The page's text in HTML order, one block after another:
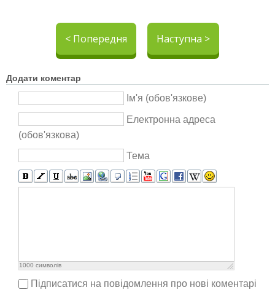
< Попередня Наступна >
Додати коментар
Ім'я (обов'язкове)
Електронна адреса
(обов'язкова)
Тема
1000 символів
Підписатися на повідомлення про нові коментарі